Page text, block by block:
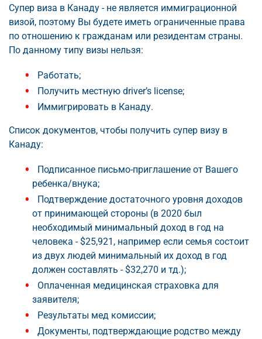
Супер виза в Канаду - не является иммиграционной
визой, поэтому Вы будете иметь ограниченные права
по отношению к гражданам или резидентам страны.
По данному типу визы нельзя:
Работать;
Получить местную driver’s license;
Иммигрировать в Канаду.
Список документов, чтобы получить супер визу в
Канаду:
Подписанное письмо-приглашение от Вашего
ребенка/внука;
Подтверждение достаточного уровня доходов
от принимающей стороны (в 2020 был
необходимый минимальный доход в год на
человека - $25,921, например если семья состоит
из двух людей минимальный их доход в год
должен составлять - $32,270 и тд.);
Оплаченная медицинская страховка для
заявителя;
Результаты мед комиссии;
Документы, подтверждающие родство между